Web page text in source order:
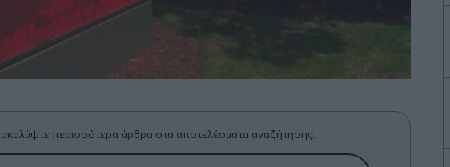
περισσότερα άρθρα στα αποτελέσματα αναζήτησης.